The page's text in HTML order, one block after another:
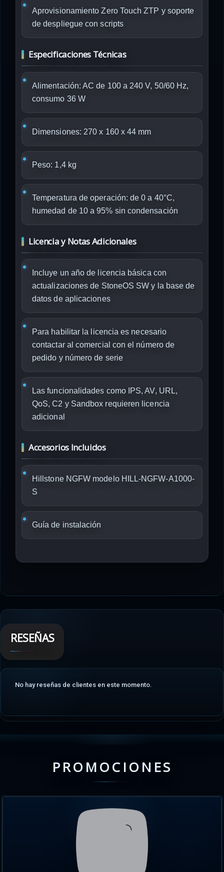
Aprovisionamiento Zero Touch ZTP y soporte
de despliegue con scripts
Especificaciones Técnicas
Alimentación: AC de 100 a 240 V, 50/60 Hz,
consumo 36 W
Dimensiones: 270 x 160 x 44 mm
Peso: 1,4 kg
Temperatura de operación: de 0 a 40°C,
humedad de 10 a 95% sin condensación
Licencia y Notas Adicionales
Incluye un año de licencia básica con
actualizaciones de StoneOS SW y la base de
datos de aplicaciones
Para habilitar la licencia es necesario
contactar al comercial con el número de
pedido y número de serie
Las funcionalidades como IPS, AV, URL,
QoS, C2 y Sandbox requieren licencia
adicional
Accesorios Incluidos
Hillstone NGFW modelo HILL-NGFW-A1000-
S
Guía de instalación
RESEÑAS
No hay reseñas de clientes en este momento.
PROMOCIONES